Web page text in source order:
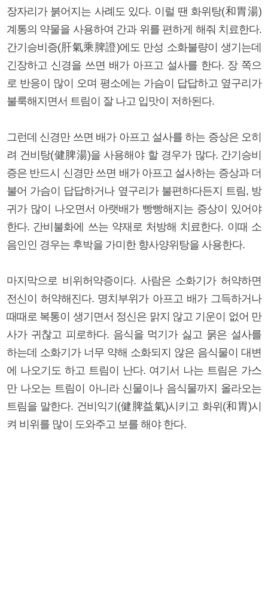
장자리가 붉어지는 사례도 있다. 이럴 땐 화위탕(和胃湯)
계통의 약물을 사용하여 간과 위를 편하게 해줘 치료한다.
간기승비증(肝氣乘脾證)에도 만성 소화불량이 생기는데
긴장하고 신경을 쓰면 배가 아프고 설사를 한다. 장 쪽으
로 반응이 많이 오며 평소에는 가슴이 답답하고 옆구리가
불룩해지면서 트림이 잘 나고 입맛이 저하된다.
그런데 신경만 쓰면 배가 아프고 설사를 하는 증상은 오히
려 건비탕(健脾湯)을 사용해야 할 경우가 많다. 간기승비
증은 반드시 신경만 쓰면 배가 아프고 설사하는 증상과 더
불어 가슴이 답답하거나 옆구리가 불편하다든지 트림, 방
귀가 많이 나오면서 아랫배가 빵빵해지는 증상이 있어야
한다. 간비불화에 쓰는 약재로 처방해 치료한다. 이때 소
음인인 경우는 후박을 가미한 향사양위탕을 사용한다.
마지막으로 비위허약증이다. 사람은 소화기가 허약하면
전신이 허약해진다. 명치부위가 아프고 배가 그득하거나
때때로 복통이 생기면서 정신은 맑지 않고 기운이 없어 만
사가 귀찮고 피로하다. 음식을 먹기가 싫고 묽은 설사를
하는데 소화기가 너무 약해 소화되지 않은 음식물이 대변
에 나오기도 하고 트림이 난다. 여기서 나는 트림은 가스
만 나오는 트림이 아니라 신물이나 음식물까지 올라오는
트림을 말한다. 건비익기(健脾益氣)시키고 화위(和胃)시
켜 비위를 많이 도와주고 보를 해야 한다.